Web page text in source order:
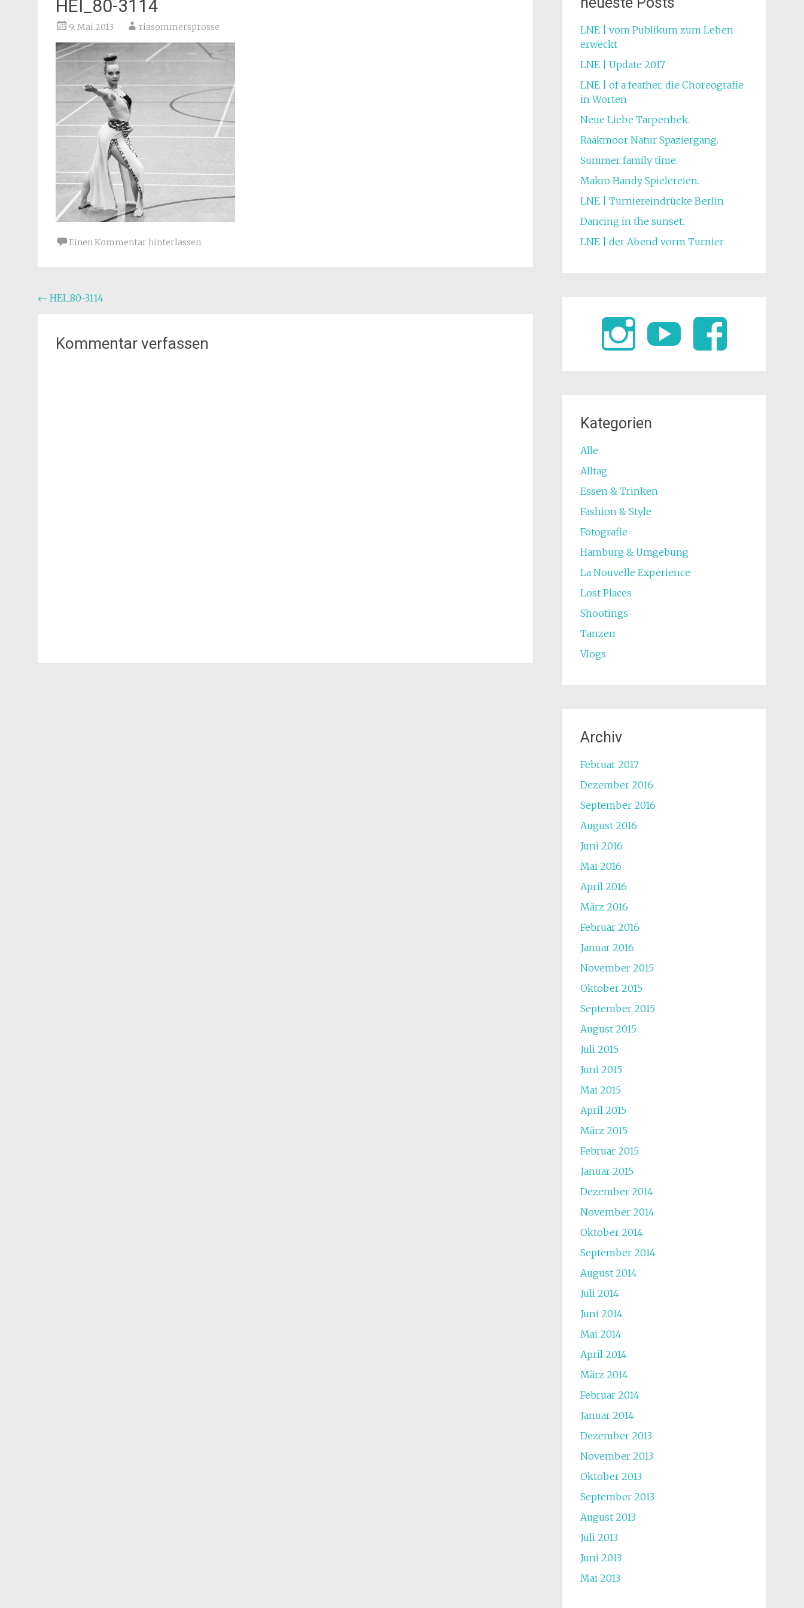
HEI_80-3114
9. Mai 2013 riasommersprosse
Einen Kommentar hinterlassen
Beitragsnavigation
← HEI_80-3114
Kommentar verfassen
LNE | vom Publikum zum Leben
erweckt
LNE | Update 2017
LNE | of a feather, die Choreografie
in Worten
Neue Liebe Tarpenbek.
Raakmoor Natur Spaziergang.
Summer family time.
Makro Handy Spielereien.
LNE | Turniereindrücke Berlin
Dancing in the sunset.
LNE | der Abend vorm Turnier
Kategorien
Alle
Alltag
Essen & Trinken
Fashion & Style
Fotografie
Hamburg & Umgebung
La Nouvelle Experience
Lost Places
Shootings
Tanzen
Vlogs
Archiv
Februar 2017
Dezember 2016
September 2016
August 2016
Juni 2016
Mai 2016
April 2016
März 2016
Februar 2016
Januar 2016
November 2015
Oktober 2015
September 2015
August 2015
Juli 2015
Juni 2015
Mai 2015
April 2015
März 2015
Februar 2015
Januar 2015
Dezember 2014
November 2014
Oktober 2014
September 2014
August 2014
Juli 2014
Juni 2014
Mai 2014
April 2014
März 2014
Februar 2014
Januar 2014
Dezember 2013
November 2013
Oktober 2013
September 2013
August 2013
Juli 2013
Juni 2013
Mai 2013